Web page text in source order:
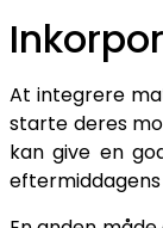
At integrere
starte deres
kan give en